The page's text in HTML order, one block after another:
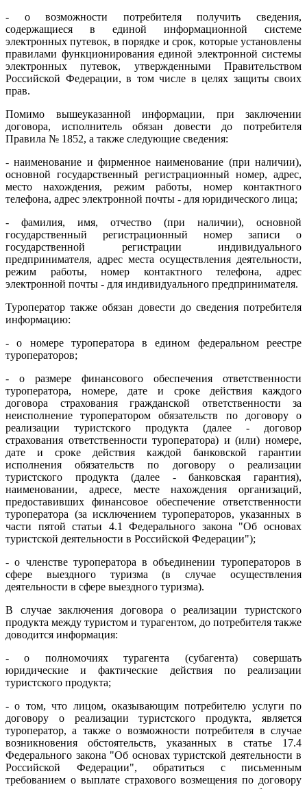
- о возможности потребителя получить сведения,
содержащиеся в единой информационной системе
электронных путевок, в порядке и срок, которые установлены
правилами функционирования единой электронной системы
электронных путевок, утвержденными Правительством
Российской Федерации, в том числе в целях защиты своих
прав.
Помимо вышеуказанной информации, при заключении
договора, исполнитель обязан довести до потребителя
Правила № 1852, а также следующие сведения:
- наименование и фирменное наименование (при наличии),
основной государственный регистрационный номер, адрес,
место нахождения, режим работы, номер контактного
телефона, адрес электронной почты - для юридического лица;
- фамилия, имя, отчество (при наличии), основной
государственный регистрационный номер записи о
государственной регистрации индивидуального
предпринимателя, адрес места осуществления деятельности,
режим работы, номер контактного телефона, адрес
электронной почты - для индивидуального предпринимателя.
Туроператор также обязан довести до сведения потребителя
информацию:
- о номере туроператора в едином федеральном реестре
туроператоров;
- о размере финансового обеспечения ответственности
туроператора, номере, дате и сроке действия каждого
договора страхования гражданской ответственности за
неисполнение туроператором обязательств по договору о
реализации туристского продукта (далее - договор
страхования ответственности туроператора) и (или) номере,
дате и сроке действия каждой банковской гарантии
исполнения обязательств по договору о реализации
туристского продукта (далее - банковская гарантия),
наименовании, адресе, месте нахождения организаций,
предоставивших финансовое обеспечение ответственности
туроператора (за исключением туроператоров, указанных в
части пятой статьи 4.1 Федерального закона "Об основах
туристской деятельности в Российской Федерации");
- о членстве туроператора в объединении туроператоров в
сфере выездного туризма (в случае осуществления
деятельности в сфере выездного туризма).
В случае заключения договора о реализации туристского
продукта между туристом и турагентом, до потребителя также
доводится информация:
- о полномочиях турагента (субагента) совершать
юридические и фактические действия по реализации
туристского продукта;
- о том, что лицом, оказывающим потребителю услуги по
договору о реализации туристского продукта, является
туроператор, а также о возможности потребителя в случае
возникновения обстоятельств, указанных в статье 17.4
Федерального закона "Об основах туристской деятельности в
Российской Федерации", обратиться с письменным
требованием о выплате страхового возмещения по договору